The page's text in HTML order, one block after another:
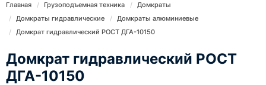
Главная Грузоподъемная техника
Домкраты
Домкраты гидравлические
Домкраты алюминиевые
Домкрат гидравлический РОСТ ДГА-10150
Домкрат гидравлический РОСТ
ДГА-10150